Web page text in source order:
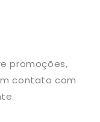
promoções,
contato com